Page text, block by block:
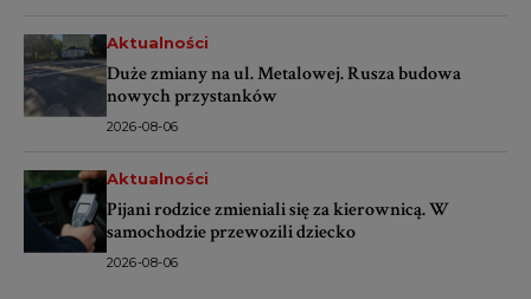
Aktualności
Duże zmiany na ul. Metalowej. Rusza budowa
nowych przystanków
2026-08-06
Aktualności
Pijani rodzice zmieniali się za kierownicą. W
samochodzie przewozili dziecko
2026-08-06